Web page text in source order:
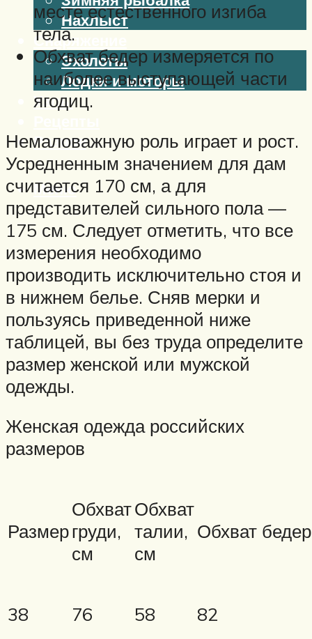
Нахлыст
Снаряжение
Эхолоты
Лодки и моторы
Узлы
Разное
Меню
месте естественного изгиба
тела.
Обхват бедер измеряется по
наиболее выступающей части
ягодиц.
Немаловажную роль играет и рост.
Усредненным значением для дам
считается 170 см, а для
представителей сильного пола —
175 см. Следует отметить, что все
измерения необходимо
производить исключительно стоя и
в нижнем белье. Сняв мерки и
пользуясь приведенной ниже
таблицей, вы без труда определите
размер женской или мужской
одежды.
Женская одежда российских
размеров
Размер
Обхват
груди,
см
Обхват
талии,
см
Обхват
38 76 58 82